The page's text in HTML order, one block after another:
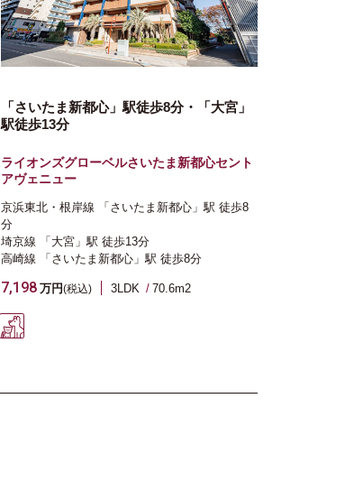
「さいたま新都心」駅徒歩8分・「大宮」
駅徒歩13分
ライオンズグローベルさいたま新都心セント
アヴェニュー
京浜東北・根岸線 「さいたま新都心」駅 徒歩8
分
埼京線
「大宮」駅 徒歩13分
高崎線
「さいたま新都心」駅 徒歩8分
7,198 万円(税込) 3LDK 70.6m2